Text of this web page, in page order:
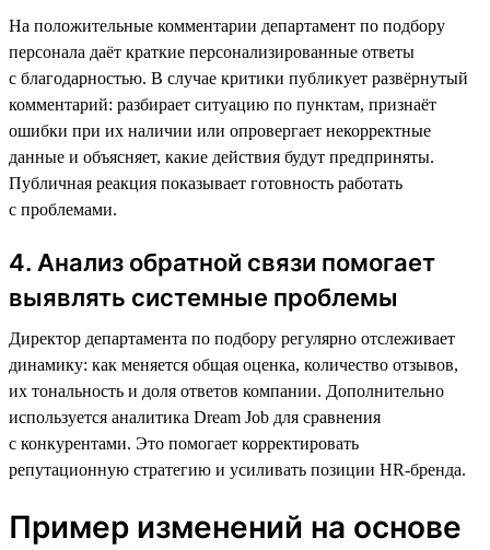
На положительные комментарии департамент по подбору
персонала даёт краткие персонализированные ответы
с благодарностью. В случае критики публикует развёрнутый
комментарий: разбирает ситуацию по пунктам, признаёт
ошибки при их наличии или опровергает некорректные
данные и объясняет, какие действия будут предприняты.
Публичная реакция показывает готовность работать
с проблемами.
4. Анализ обратной связи помогает
выявлять системные проблемы
Директор департамента по подбору регулярно отслеживает
динамику: как меняется общая оценка, количество отзывов,
их тональность и доля ответов компании. Дополнительно
используется аналитика Dream Job для сравнения
с конкурентами. Это помогает корректировать
репутационную стратегию и усиливать позиции HR-бренда.
Пример изменений на основе